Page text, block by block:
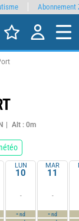
Alt : 0m
LUN
10
-
-nd
MAR
11
-
-nd
Abonnement